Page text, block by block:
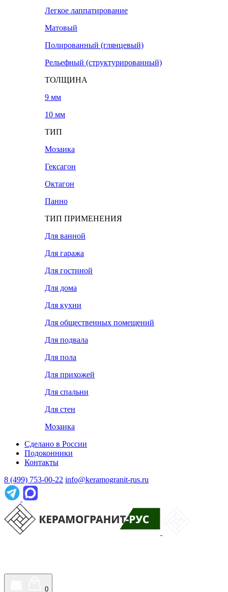
Легкое лаппатирование
Матовый
Полированный (глянцевый)
Рельефный (структурированный)
ТОЛЩИНА
9 мм
10 мм
ТИП
Мозаика
Гексагон
Октагон
Панно
ТИП ПРИМЕНЕНИЯ
Для ванной
Для гаража
Для гостиной
Для дома
Для кухни
Для общественных помещений
Для подвала
Для пола
Для прихожей
Для спальни
Для стен
Мозаика
Сделано в России
Подоконники
Контакты
8 (499) 753-00-22 info@keramogranit-rus.ru
0